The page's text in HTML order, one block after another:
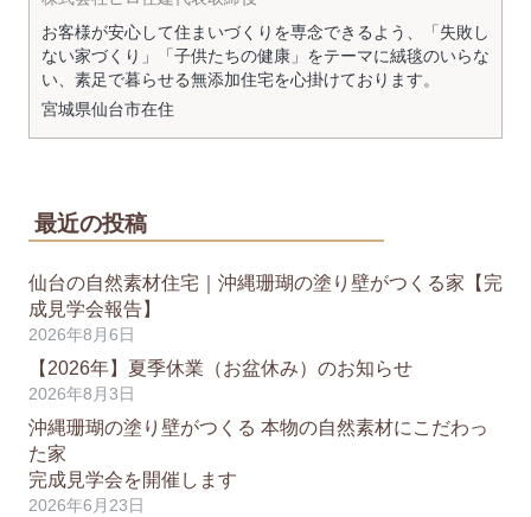
お客様が安心して住まいづくりを専念できるよう、「失敗し
ない家づくり」「子供たちの健康」をテーマに絨毯のいらな
い、素足で暮らせる無添加住宅を心掛けております。
宮城県仙台市在住
最近の投稿
仙台の自然素材住宅｜沖縄珊瑚の塗り壁がつくる家【完
成見学会報告】
2026年8月6日
【2026年】夏季休業（お盆休み）のお知らせ
2026年8月3日
沖縄珊瑚の塗り壁がつくる 本物の自然素材にこだわっ
た家
完成見学会を開催します
2026年6月23日